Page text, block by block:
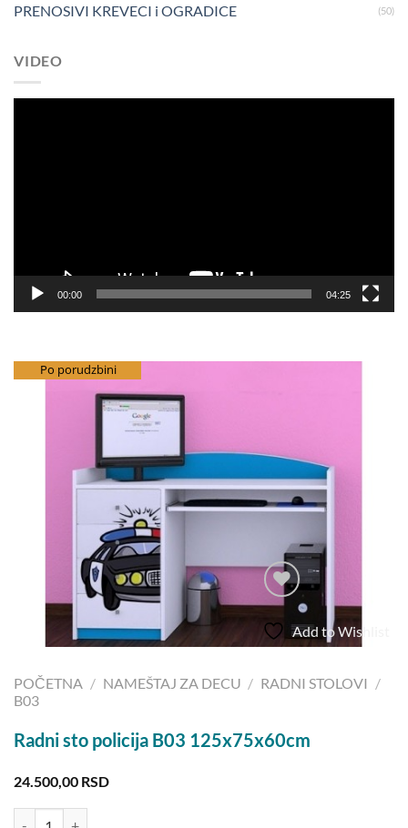
PRENOSIVI KREVECI i OGRADICE (50)
VIDEO
00:00 04:25
besplatna dostava
Po porudzbini
Add to Wishlist
POČETNA / NAMEŠTAJ ZA DECU / RADNI STOLOVI /
B03
Radni sto policija B03 125x75x60cm
24.500,00 RSD